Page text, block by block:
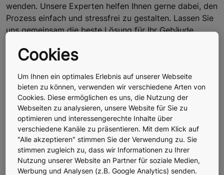
wenden. Unsere Experten helfen Ihnen gerne dabei, den
Prozess einfach und stressfrei zu gestalten. Lassen Sie
uns gemeinsam die beste Lösung für Ihr Gebäude
Verwandte Themen
#Digitalisierung#Facility Manager & Verwalter
#Gebäudemodernisierung & -sanierung
#Gebäudewartung & -verwaltung #Modernisierung
#Modernisierung #Planung & Installation #Technologie
#Wohnen & Leben
Cookies
Um Ihnen ein optimales Erlebnis auf unserer Webseite
bieten zu können, verwenden wir verschiedene Arten von
Cookies. Diese ermöglichen es uns, die Nutzung der
Webseiten zu analysieren, unsere Website für Sie zu
optimieren und interessengerechte Inhalte über
verschiedene Kanäle zu präsentieren. Mit dem Klick auf
"Alle akzeptieren" stimmen Sie der Verwendung zu. Sie
stimmen zugleich zu, dass wir Informationen zu Ihrer
Nutzung unserer Website an Partner für soziale Medien,
Werbung und Analysen (z.B. Google Analytics) senden.